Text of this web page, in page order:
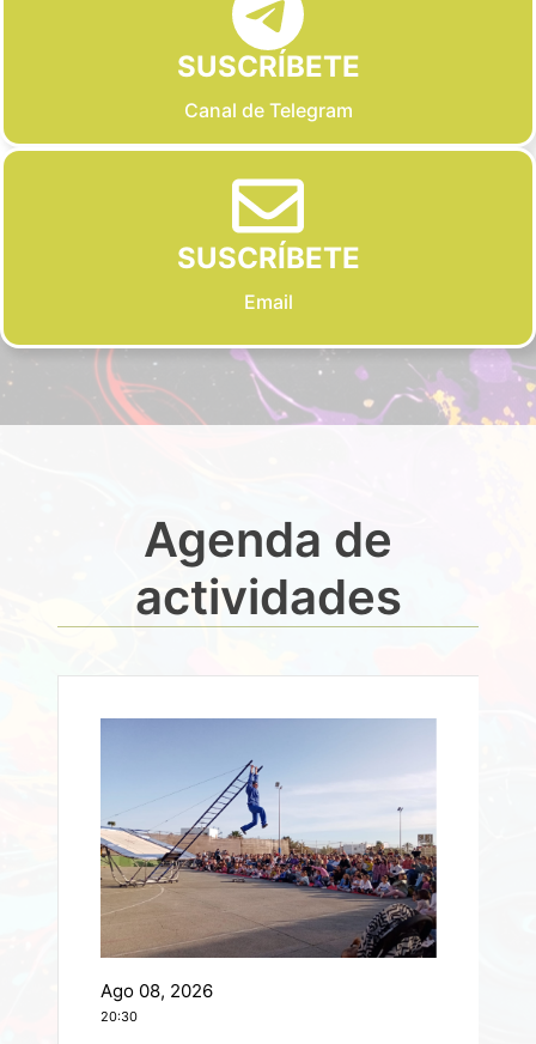
SUSCRÍBETE
Canal de Telegram
SUSCRÍBETE
Email
Agenda de
actividades
Ago 08, 2026
20:30